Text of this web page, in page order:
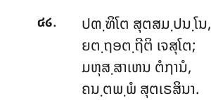
໔໒.
ປຓ຺ຑິໂຕ ສຸຕສມ຺ປນ຺ໂນ,
ຍຕ຺ຖອຕ຺ຖີຕິ ເຈສຸໂຕ;
ມຫຸສ຺ສາເຫນ ຕໍຐານໍ,
ຄນ຺ຕພ຺ພໍ ສຸຕເຣສິນາ.